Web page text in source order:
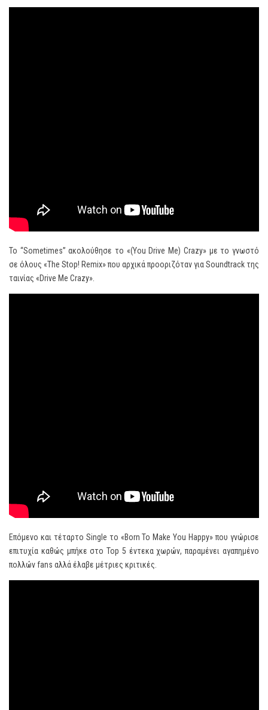
Το “Sometimes” ακολούθησε το «(You Drive Me) Crazy» με το γνωστό
σε όλους «The Stop! Remix» που αρχικά προοριζόταν για Soundtrack της
ταινίας «Drive Me Crazy».
Επόμενο και τέταρτο Single το «Born To Make You Happy» που γνώρισε
επιτυχία καθώς μπήκε στο Top 5 έντεκα χωρών, παραμένει αγαπημένο
πολλών fans αλλά έλαβε μέτριες κριτικές.